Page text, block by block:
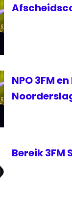
NPO 3FM
Bereik 3FM